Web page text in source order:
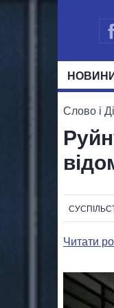
НОВИНИ
Слово і
Читати